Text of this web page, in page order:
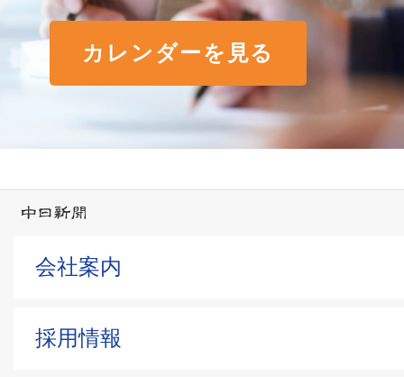
カレンダーを見る
会社案内
採用情報